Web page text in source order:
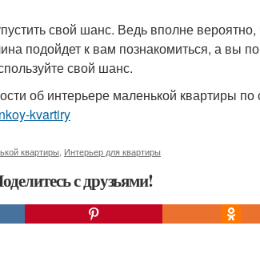
свой шанс. Ведь вполне
подойдет к вам познакомиться, а вы
свой шанс.
об интерьере маленькой квартиры по
kvartiry
квартиры Интерьер для квартиры
с друзьями!